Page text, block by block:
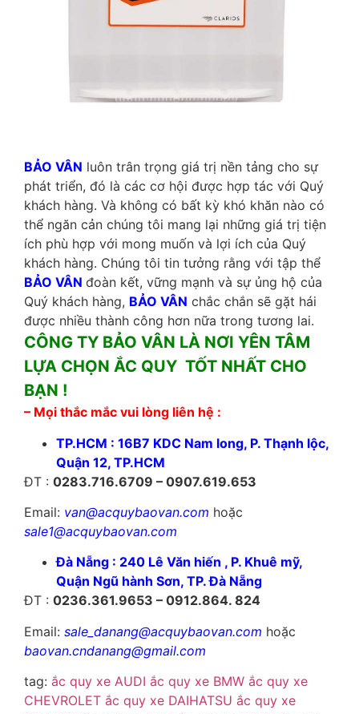
BẢO VÂN luôn trân trọng giá trị nền tảng cho sự
phát triển, đó là các cơ hội được hợp tác với Quý
khách hàng. Và không có bất kỳ khó khăn nào có
thể ngăn cản chúng tôi mang lại những giá trị tiện
ích phù hợp với mong muốn và lợi ích của Quý
khách hàng. Chúng tôi tin tưởng rằng với tập thể
BẢO VÂN đoàn kết, vững mạnh và sự ủng hộ của
Quý khách hàng, BẢO VÂN chắc chắn sẽ gặt hái
được nhiều thành công hơn nữa trong tương lai.
CÔNG TY BẢO VÂN LÀ NƠI YÊN TÂM
LỰA CHỌN ẮC QUY TỐT NHẤT CHO
BẠN !
– Mọi thắc mắc vui lòng liên hệ :
TP.HCM : 16B7 KDC Nam long, P. Thạnh lộc,
Quận 12, TP.HCM
ĐT : 0283.716.6709 – 0907.619.653
Email: van@acquybaovan.com hoặc
sale1@acquybaovan.com
Đà Nẵng : 240 Lê Văn hiến , P. Khuê mỹ,
Quận Ngũ hành Sơn, TP. Đà Nẵng
ĐT : 0236.361.9653 – 0912.864. 824
Email: sale_danang@acquybaovan.com hoặc
baovan.cndanang@gmail.com
tag: ắc quy xe AUDI ắc quy xe BMW ắc quy xe
CHEVROLET ắc quy xe DAIHATSU ắc quy xe